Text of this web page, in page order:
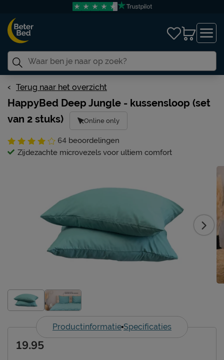
Terug naar het overzicht
HappyBed Deep Jungle - kussensloop (set
van 2 stuks)
Online only
64 beoordelingen
Zijdezachte microvezels voor ultiem comfort
Productinformatie Specificaties
19.95